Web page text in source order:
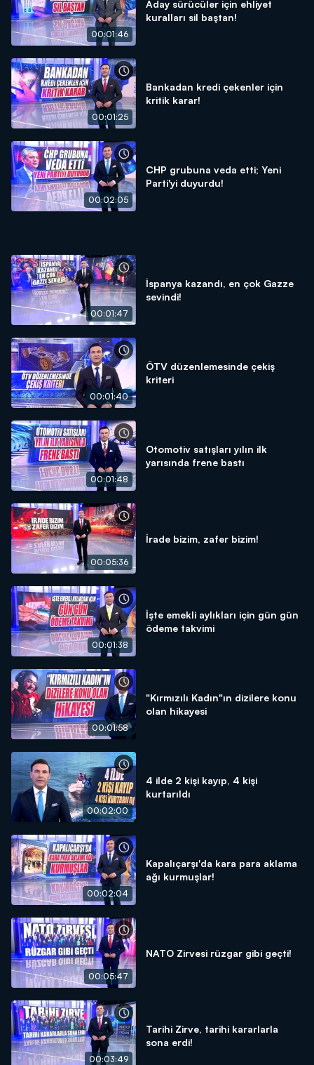
00:01:46
Aday sürücüler için ehliyet
kuralları sil baştan!
00:01:25
Bankadan kredi çekenler için
kritik karar!
00:02:05
CHP grubuna veda etti; Yeni
Parti'yi duyurdu!
00:01:47
İspanya kazandı, en çok Gazze
sevindi!
00:01:40
ÖTV düzenlemesinde çekiş
kriteri
00:01:48
Otomotiv satışları yılın ilk
yarısında frene bastı
00:05:36
İrade bizim, zafer bizim!
00:01:38
İşte emekli aylıkları için gün gün
ödeme takvimi
00:01:58
"Kırmızılı Kadın"ın dizilere konu
olan hikayesi
00:02:00
4 ilde 2 kişi kayıp, 4 kişi
kurtarıldı
00:02:04
Kapalıçarşı'da kara para aklama
ağı kurmuşlar!
00:05:47
NATO Zirvesi rüzgar gibi geçti!
00:03:49
Tarihi Zirve, tarihi kararlarla
sona erdi!